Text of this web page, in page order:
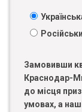
Замовивши
Краснодар-
до місця
умовах, а